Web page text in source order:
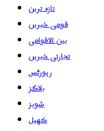
تازہ ترین
قومی خبریں
بین الاقوامی
تجارتی خبریں
رپورٹس
بلاگز
شوبز
کھیل